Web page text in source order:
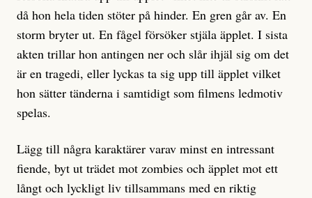
då hon hela tiden stöter på hinder. En gren går av. En
storm bryter ut. En fågel försöker stjäla äpplet. I sista
akten trillar hon antingen ner och slår ihjäl sig om det
är en tragedi, eller lyckas ta sig upp till äpplet vilket
hon sätter tänderna i samtidigt som filmens ledmotiv
spelas.
Lägg till några karaktärer varav minst en intressant
fiende, byt ut trädet mot zombies och äpplet mot ett
långt och lyckligt liv tillsammans med en riktig